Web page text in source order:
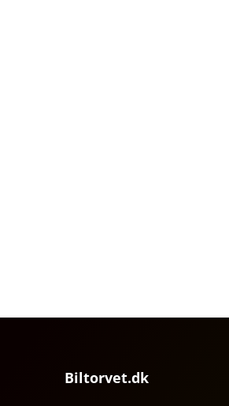
Biltorvet.dk